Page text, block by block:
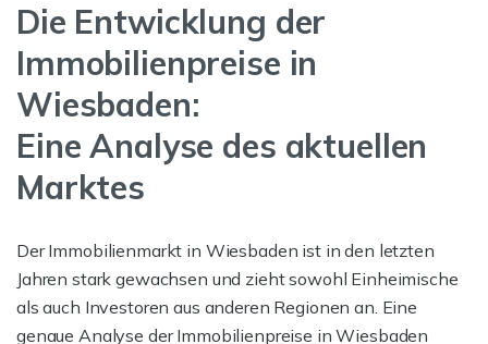
Die Entwicklung der
Immobilienpreise in
Wiesbaden:
Eine Analyse des aktuellen
Marktes
Der Immobilienmarkt in Wiesbaden ist in den letzten
Jahren stark gewachsen und zieht sowohl Einheimische
als auch Investoren aus anderen Regionen an. Eine
genaue Analyse der Immobilienpreise in Wiesbaden